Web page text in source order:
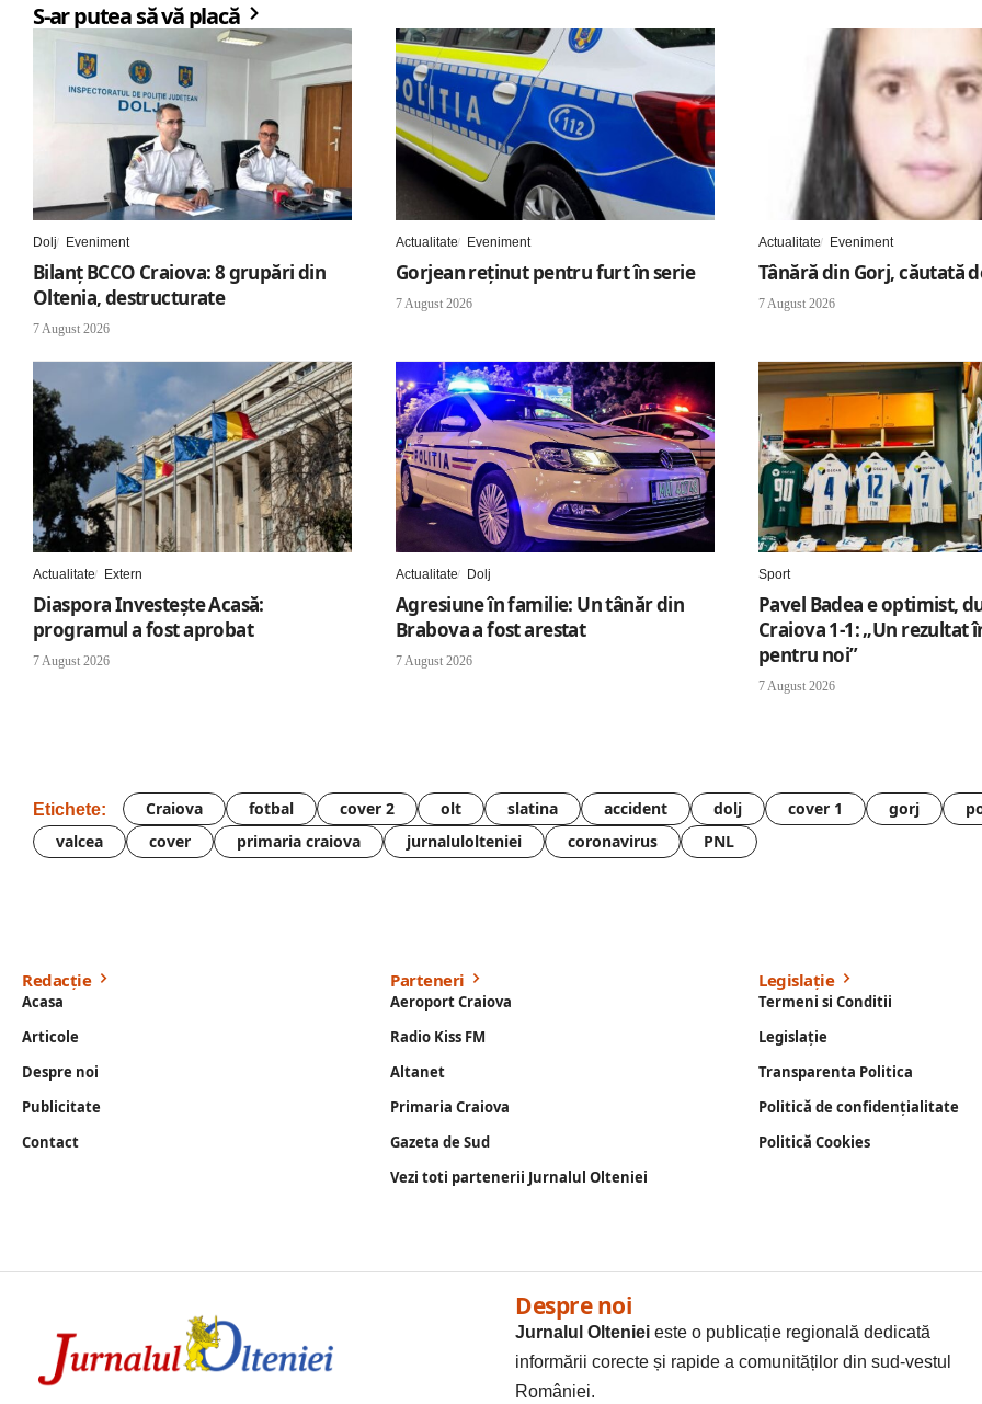
S-ar putea să vă placă
Dolj Eveniment
Bilanț BCCO Craiova: 8 grupări din
Oltenia, destructurate
7 August 2026
Actualitate Eveniment
Gorjean reținut pentru furt în serie
7 August 2026
Actualitate Eveniment
Tânără din Gorj, căutată
7 August 2026
Actualitate Extern
Diaspora Investește Acasă:
programul a fost aprobat
7 August 2026
Actualitate Dolj
Agresiune în familie: Un tânăr din
Brabova a fost arestat
7 August 2026
Sport
Pavel Badea e optimist,
Craiova 1-1: „Un rezultat
pentru noi”
7 August 2026
Etichete: Craiova fotbal cover 2 olt slatina accident dolj cover 1 gorj
valcea
cover primaria craiova jurnalulolteniei coronavirus PNL
Redacție
Acasa
Articole
Despre noi
Publicitate
Contact
Parteneri
Aeroport Craiova
Radio Kiss FM
Altanet
Primaria Craiova
Gazeta de Sud
Vezi toti partenerii Jurnalul Olteniei
Legislație
Termeni si Conditii
Legislație
Transparenta Politica
Politică de confidențialitate
Politică Cookies
Despre noi
Jurnalul Olteniei este o publicație regională dedicată
informării corecte și rapide a comunităților din sud-vestul
României.